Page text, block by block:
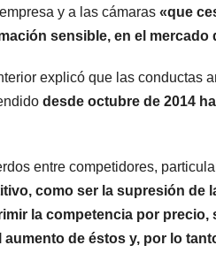
y a las cámaras «que
sensible, en el
explicó que las conductas
desde octubre de 2014
entre competidores,
como ser la supresión de
la competencia por
de éstos y, por lo